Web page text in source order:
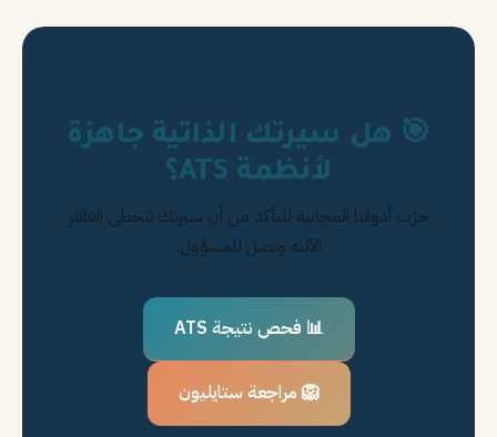
🎯 هل سيرتك الذاتية جاهزة
لأنظمة ATS؟
جرّب أدواتنا المجانية للتأكد من أن سيرتك تتخطى الفلاتر
الآلية وتصل للمسؤول.
📊 فحص نتيجة ATS
🦁 مراجعة ستايليون